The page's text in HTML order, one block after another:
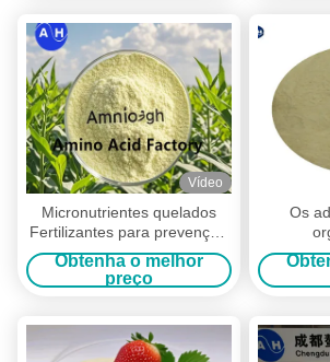
Vídeo
Micronutrientes quelados
Fertilizantes para prevenção
da podridão das flores em
tomates e árvores frutíferas
Obtenha o melhor
preço
Os